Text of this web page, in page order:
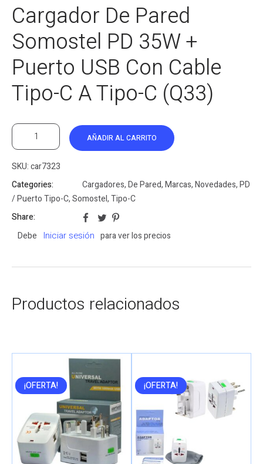
Cargador De Pared
Somostel PD 35W +
Puerto USB Con Cable
Tipo-C A Tipo-C (Q33)
AÑADIR AL CARRITO
SKU:car7323
Categories:
Cargadores,De Pared,Marcas,Novedades,PD
/ Puerto Tipo-C,Somostel,Tipo-C
Share:
Debe
Iniciar sesión para ver los precios
Productos relacionados
¡OFERTA! ¡OFERTA!